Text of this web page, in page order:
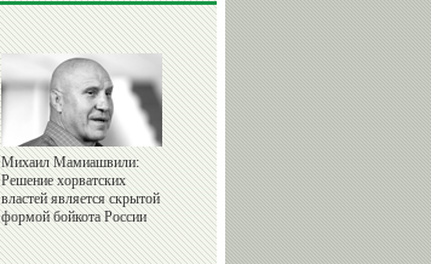
Михаил Мамиашвили:
Решение хорватских
властей является скрытой
формой бойкота России